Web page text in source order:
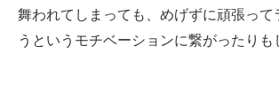
舞われてしまっても、めげずに頑張って
うというモチベーションに繋がったりも